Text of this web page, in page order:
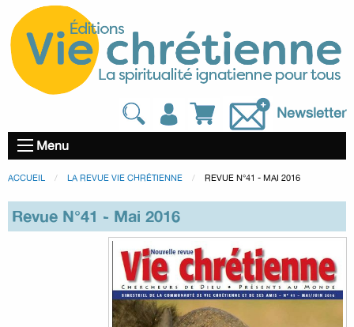
Newsletter
Menu
ACCUEIL LA REVUE VIE CHRÉTIENNE REVUE N°41 - MAI 2016
Revue N°41 - Mai 2016